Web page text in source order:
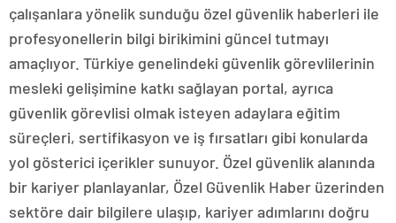
çalışanlara yönelik sunduğu özel güvenlik haberleri ile
profesyonellerin bilgi birikimini güncel tutmayı
amaçlıyor. Türkiye genelindeki güvenlik görevlilerinin
mesleki gelişimine katkı sağlayan portal, ayrıca
güvenlik görevlisi olmak isteyen adaylara eğitim
süreçleri, sertifikasyon ve iş fırsatları gibi konularda
yol gösterici içerikler sunuyor. Özel güvenlik alanında
bir kariyer planlayanlar, Özel Güvenlik Haber üzerinden
sektöre dair bilgilere ulaşıp, kariyer adımlarını doğru